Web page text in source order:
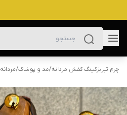
چرم تبریزکینگ کفش مردانه/مد و پوشاک/مردانه